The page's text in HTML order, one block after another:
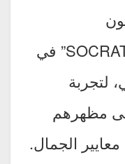
“SOCRATES BEAUTY LOUNGE” في
البرشاء 1 بدبي، لتجربة
مظهرهم
الجمال.